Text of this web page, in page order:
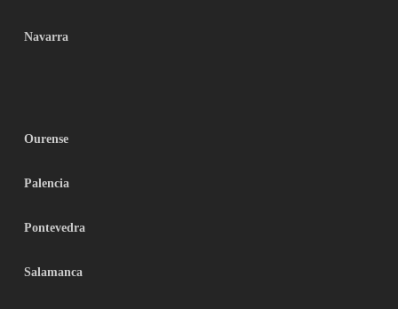
Navarra
Ourense
Palencia
Pontevedra
Salamanca